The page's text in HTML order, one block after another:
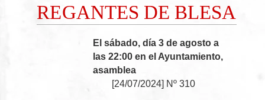
REGANTES DE BLESA
El sábado, día 3 de agosto a
las 22:00 en el Ayuntamiento,
asamblea
[24/07/2024] Nº 310